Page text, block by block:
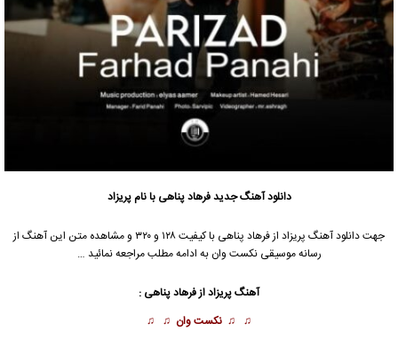
دانلود آهنگ جدیدفرهاد پناهی با نام پریزاد
جهت دانلود آهنگ پریزاد از فرهاد پناهی با کیفیت ۱۲۸ و ۳۲۰ و مشاهده متن این آهنگ از
رسانه موسیقی نکست وان به ادامه مطلب مراجعه نمائید …
آهنگ پریزاد از فرهاد پناهی :
♫ ♫ نکست وان ♫ ♫